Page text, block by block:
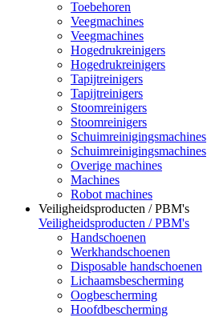
Toebehoren
Veegmachines
Veegmachines
Hogedrukreinigers
Hogedrukreinigers
Tapijtreinigers
Tapijtreinigers
Stoomreinigers
Stoomreinigers
Schuimreinigingsmachines
Schuimreinigingsmachines
Overige machines
Machines
Robot machines
Veiligheidsproducten / PBM's
Veiligheidsproducten / PBM's
Handschoenen
Werkhandschoenen
Disposable handschoenen
Lichaamsbescherming
Oogbescherming
Hoofdbescherming